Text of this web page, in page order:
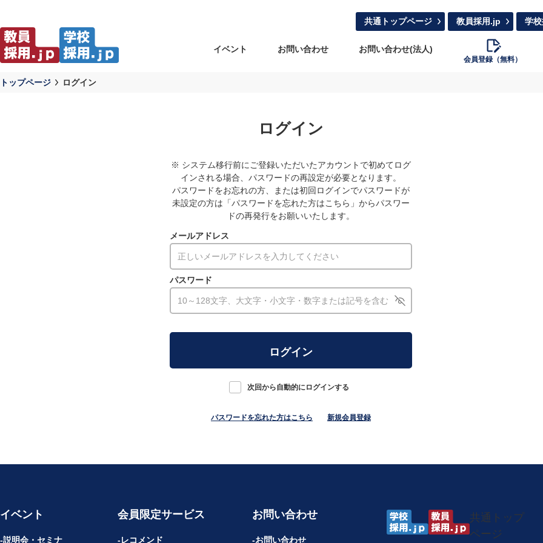
共通トップページ 教員採用.jp 学
イベント お問い合わせ お問い合わせ(法人)
会員登録（無料）
トップページ ログイン
ログイン
※ システム移行前にご登録いただいたアカウントで初めてログ
インされる場合、パスワードの再設定が必要となります。
パスワードをお忘れの方、または初回ログインでパスワードが
未設定の方は「パスワードを忘れた方はこちら」からパスワー
ドの再発行をお願いいたします。
メールアドレス
パスワード
次回から自動的にログインする
パスワードを忘れた方はこちら 新規会員登録
共通トップ
ページ
イベント
説明会・セミナ
会員限定サービス
レコメンド
お問い合わせ
お問い合わせ